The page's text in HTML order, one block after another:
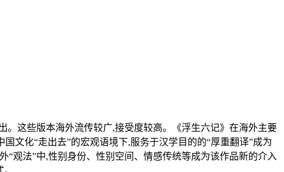
这些版本海外流传较广,接受度较高。《浮生六记》在海外主要
文化“走出去”的宏观语境下,服务于汉学目的的“厚重翻译”成为
观法”中,性别身份、性别空间、情感传统等成为该作品新的介入